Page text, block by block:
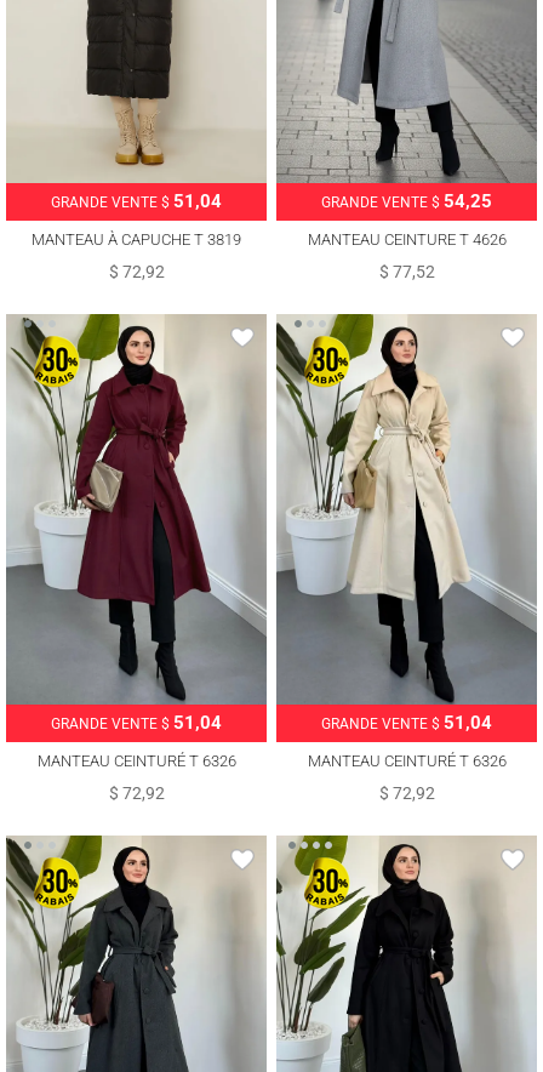
GRANDE VENTE $ 51,04
MANTEAU À CAPUCHE T 3819
$ 72,92
GRANDE VENTE $ 54,25
MANTEAU CEINTURE T 4626
$ 77,52
GRANDE VENTE $ 51,04
MANTEAU CEINTURÉ T 6326
$ 72,92
GRANDE VENTE $ 51,04
MANTEAU CEINTURÉ T 6326
$ 72,92